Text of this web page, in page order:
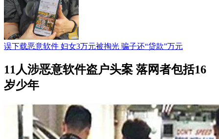
误下载恶意软件 妇女3万元被掏光 骗子还“贷款”万元
11人涉恶意软件盗户头案 落网者包括16
岁少年